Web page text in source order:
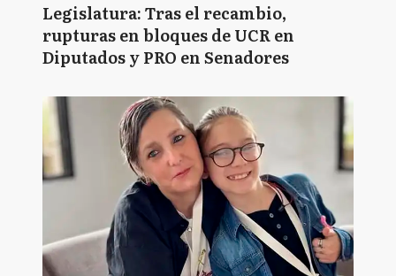
Legislatura: Tras el recambio,
rupturas en bloques de UCR en
Diputados y PRO en Senadores